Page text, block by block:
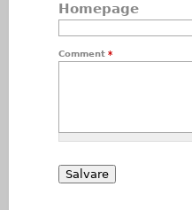
Homepage
Comment *